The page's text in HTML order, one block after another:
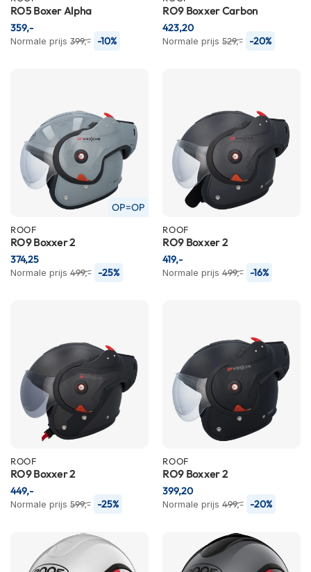
l
m
e
n
e
v
e
r
P
i
e
l
m
e
i
n
l
o
RO5 Boxer Alpha
Normale prijs 399,- -10%
359,-
RO9 Boxxer Carbon
Normale prijs 529,- -20%
423,20
OP=OP
ROOF
RO9 Boxxer 2
Normale prijs 499,- -25%
374,25
ROOF
RO9 Boxxer 2
Normale prijs 499,- -16%
419,-
ROOF
RO9 Boxxer 2
Normale prijs 599,- -25%
449,-
ROOF
RO9 Boxxer 2
Normale prijs 499,- -20%
399,20